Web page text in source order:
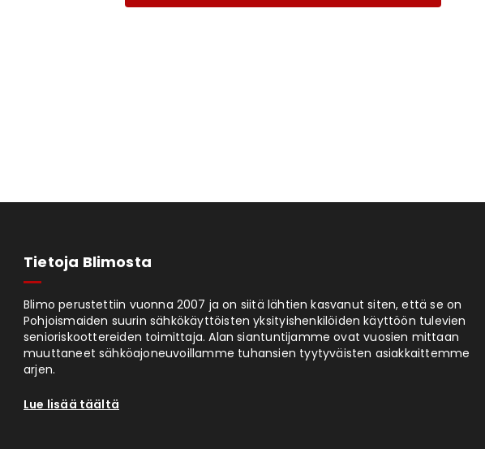
Tietoja Blimosta
Blimo perustettiin vuonna 2007 ja on siitä lähtien kasvanut siten, että se on
Pohjoismaiden suurin sähkökäyttöisten yksityishenkilöiden käyttöön tulevien
senioriskoottereiden toimittaja. Alan siantuntijamme ovat vuosien mittaan
muuttaneet sähköajoneuvoillamme tuhansien tyytyväisten asiakkaittemme
arjen.
Lue lisää täältä